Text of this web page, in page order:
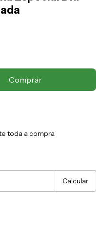
toda a compra.
Calcular